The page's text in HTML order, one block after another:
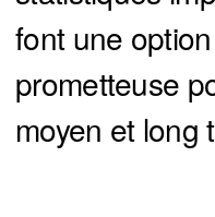
font une
prometteuse
moyen et long